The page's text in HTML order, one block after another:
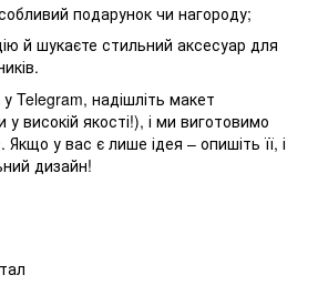
подарунок чи нагороду;
й шукаєте стильний аксесуар для
Telegram, надішліть макет
високій якості!), і ми виготовимо
у вас є лише ідея – опишіть її, і
дизайн!